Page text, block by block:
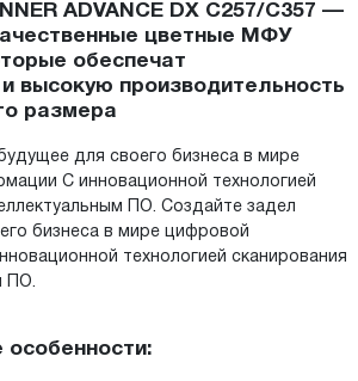
ADVANCE DX C257/C357 —
цветные МФУ
обеспечат
высокую производительность
размера
для своего бизнеса в мире
С инновационной технологией
ПО. Создайте задел
бизнеса в мире цифровой
технологией сканирования
ПО.